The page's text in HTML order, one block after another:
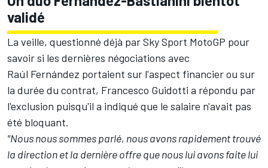
validé
La veille, questionné déjà par Sky Sport MotoGP pour
savoir si les dernières négociations avec
Raúl Fernández portaient sur l'aspect financier ou sur
la durée du contrat, Francesco Guidotti a répondu par
l'exclusion puisqu'il a indiqué que le salaire n'avait pas
été bloquant.
"Nous nous sommes parlé, nous avons rapidement trouvé
la direction et la dernière offre que nous lui avons faite lui